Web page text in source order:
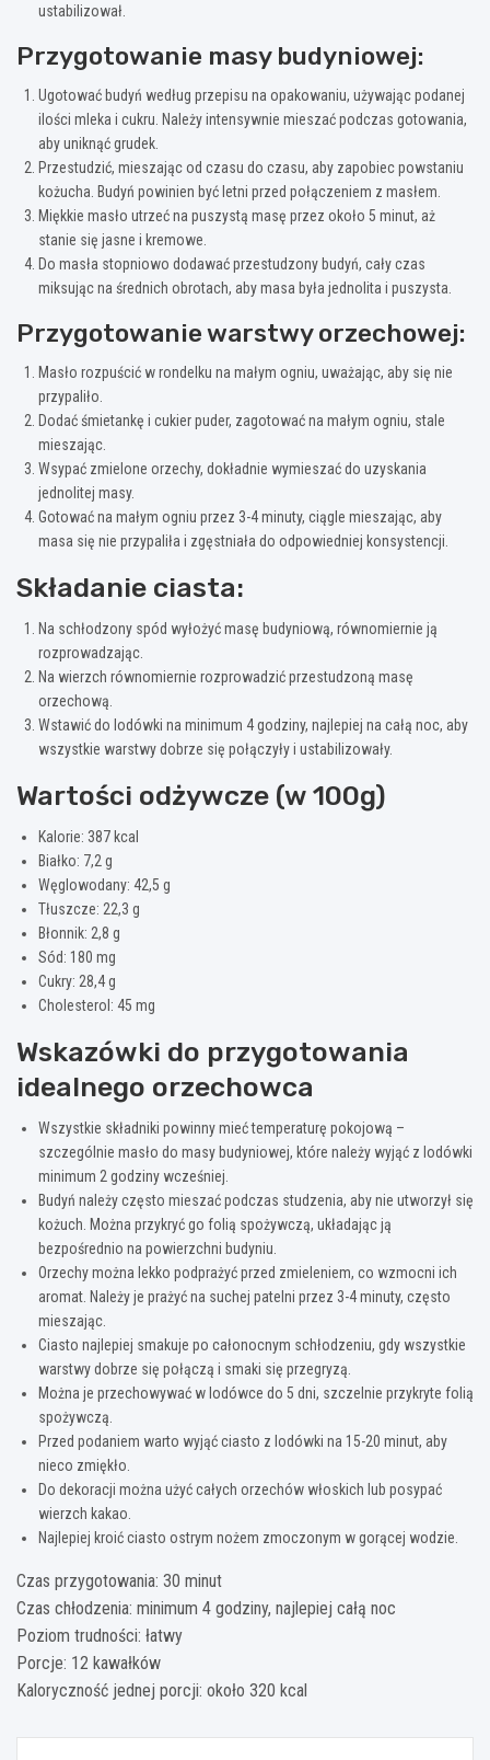
ustabilizował.
Przygotowanie masy budyniowej:
Ugotować budyń według przepisu na opakowaniu, używając podanej
ilości mleka i cukru. Należy intensywnie mieszać podczas gotowania,
aby uniknąć grudek.
Przestudzić, mieszając od czasu do czasu, aby zapobiec powstaniu
kożucha. Budyń powinien być letni przed połączeniem z masłem.
Miękkie masło utrzeć na puszystą masę przez około 5 minut, aż
stanie się jasne i kremowe.
Do masła stopniowo dodawać przestudzony budyń, cały czas
miksując na średnich obrotach, aby masa była jednolita i puszysta.
Przygotowanie warstwy orzechowej:
Masło rozpuścić w rondelku na małym ogniu, uważając, aby się nie
przypaliło.
Dodać śmietankę i cukier puder, zagotować na małym ogniu, stale
mieszając.
Wsypać zmielone orzechy, dokładnie wymieszać do uzyskania
jednolitej masy.
Gotować na małym ogniu przez 3-4 minuty, ciągle mieszając, aby
masa się nie przypaliła i zgęstniała do odpowiedniej konsystencji.
Składanie ciasta:
Na schłodzony spód wyłożyć masę budyniową, równomiernie ją
rozprowadzając.
Na wierzch równomiernie rozprowadzić przestudzoną masę
orzechową.
Wstawić do lodówki na minimum 4 godziny, najlepiej na całą noc, aby
wszystkie warstwy dobrze się połączyły i ustabilizowały.
Wartości odżywcze (w 100g)
Kalorie: 387 kcal
Białko: 7,2 g
Węglowodany: 42,5 g
Tłuszcze: 22,3 g
Błonnik: 2,8 g
Sód: 180 mg
Cukry: 28,4 g
Cholesterol: 45 mg
Wskazówki do przygotowania
idealnego orzechowca
Wszystkie składniki powinny mieć temperaturę pokojową –
szczególnie masło do masy budyniowej, które należy wyjąć z lodówki
minimum 2 godziny wcześniej.
Budyń należy często mieszać podczas studzenia, aby nie utworzył się
kożuch. Można przykryć go folią spożywczą, układając ją
bezpośrednio na powierzchni budyniu.
Orzechy można lekko podprażyć przed zmieleniem, co wzmocni ich
aromat. Należy je prażyć na suchej patelni przez 3-4 minuty, często
mieszając.
Ciasto najlepiej smakuje po całonocnym schłodzeniu, gdy wszystkie
warstwy dobrze się połączą i smaki się przegryzą.
Można je przechowywać w lodówce do 5 dni, szczelnie przykryte folią
spożywczą.
Przed podaniem warto wyjąć ciasto z lodówki na 15-20 minut, aby
nieco zmiękło.
Do dekoracji można użyć całych orzechów włoskich lub posypać
wierzch kakao.
Najlepiej kroić ciasto ostrym nożem zmoczonym w gorącej wodzie.
Czas przygotowania: 30 minut
Czas chłodzenia: minimum 4 godziny, najlepiej całą noc
Poziom trudności: łatwy
Porcje: 12 kawałków
Kaloryczność jednej porcji: około 320 kcal